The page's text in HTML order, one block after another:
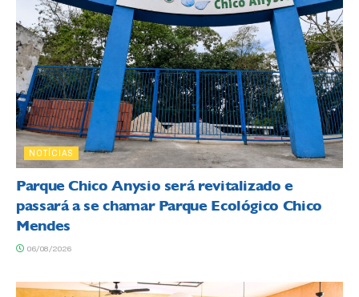
NOTÍCIAS
Parque Chico Anysio será revitalizado e
passará a se chamar Parque Ecológico Chico
Mendes
06/08/2026